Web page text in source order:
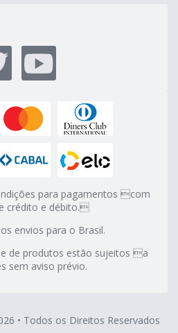
para pagamentos com
crédito e débito.
envios para o Brasil.
de produtos estão sujeitos a
sem aviso prévio.
• Todos os Direitos Reservados